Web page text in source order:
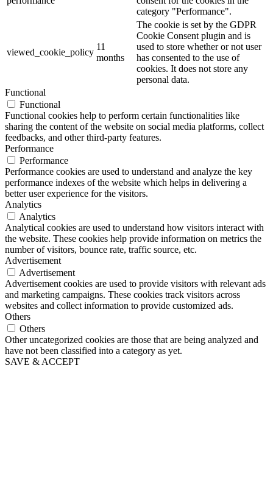
category "Performance".
viewed_cookie_policy
11
months
The cookie is set by the GDPR
Cookie Consent plugin and is
used to store whether or not user
has consented to the use of
cookies. It does not store any
personal data.
Functional
Functional
Functional cookies help to perform certain functionalities like
sharing the content of the website on social media platforms, collect
feedbacks, and other third-party features.
Performance
Performance
Performance cookies are used to understand and analyze the key
performance indexes of the website which helps in delivering a
better user experience for the visitors.
Analytics
Analytics
Analytical cookies are used to understand how visitors interact with
the website. These cookies help provide information on metrics the
number of visitors, bounce rate, traffic source, etc.
Advertisement
Advertisement
Advertisement cookies are used to provide visitors with relevant ads
and marketing campaigns. These cookies track visitors across
websites and collect information to provide customized ads.
Others
Others
Other uncategorized cookies are those that are being analyzed and
have not been classified into a category as yet.
SAVE & ACCEPT